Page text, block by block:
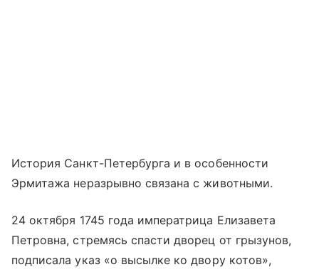
История Санкт-Петербурга и в особенности
Эрмитажа неразрывно связана с животными.
24 октября 1745 года императрица Елизавета
Петровна, стремясь спасти дворец от грызунов,
подписала указ «о высылке ко двору котов»,